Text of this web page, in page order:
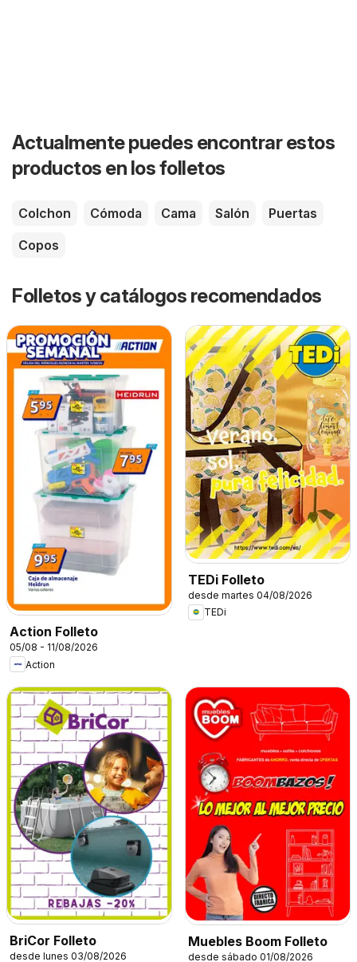
Actualmente puedes encontrar estos
productos en los folletos
Colchon Cómoda Cama Salón
Puertas
Copos
Folletos y catálogos recomendados
Action Folleto
05/08 - 11/08/2026
Action
TEDi Folleto
desde martes 04/08/2026
TEDi
BriCor Folleto
desde lunes 03/08/2026
Muebles Boom Folleto
desde sábado 01/08/2026